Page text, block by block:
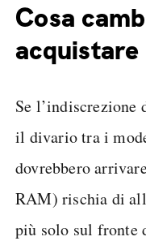
Cosa
acquistare
Se l’indiscrezione
il divario tra i
dovrebbero
RAM) rischia di
più solo sul fronte